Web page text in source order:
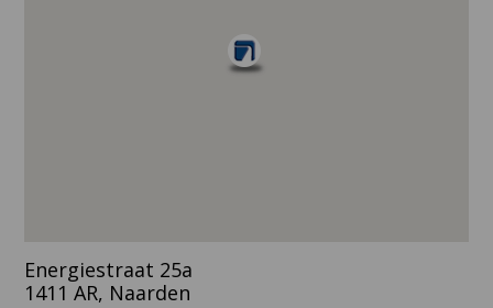
Energiestraat 25a
1411 AR, Naarden